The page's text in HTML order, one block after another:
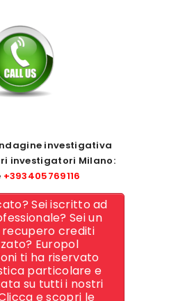
investigativa
investigatori Milano:
+393405769116
Sei iscritto ad
Sei un
crediti
Europol
ti ha riservato
particolare e
su tutti i nostri
e scopri le